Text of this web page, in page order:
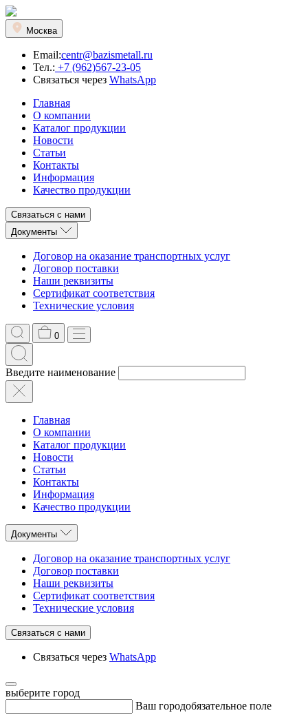
Москва
Email:centr@bazismetall.ru
Тел.: +7 (962)567-23-05
Связаться через WhatsApp
Главная
О компании
Каталог продукции
Новости
Статьи
Контакты
Информация
Качество продукции
Связаться с нами
Документы
Договор на оказание транспортных услуг
Договор поставки
Наши реквизиты
Сертификат соответствия
Технические условия
0
Введите наименование
Главная
О компании
Каталог продукции
Новости
Статьи
Контакты
Информация
Качество продукции
Документы
Договор на оказание транспортных услуг
Договор поставки
Наши реквизиты
Сертификат соответствия
Технические условия
Связаться с нами
Связаться через WhatsApp
выберите город
Ваш городобязательное поле